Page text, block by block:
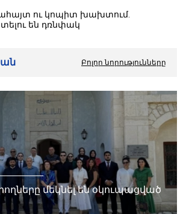
ու կոպիտ խախտում.
են դռնփակ
Բոլոր նորությունները
մեկնել են օկուպացված